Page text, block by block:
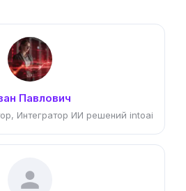
Павлович
Интегратор ИИ решений intoai